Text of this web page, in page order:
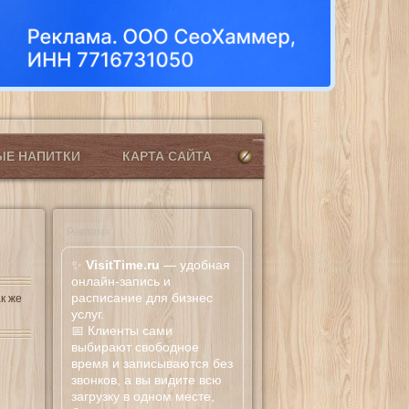
НАПИТКИ КАРТА САЙТА
же
✨ VisitTime.ru — удобная
онлайн-запись и
расписание для бизнес
услуг.
📅 Клиенты сами
выбирают свободное
время и записываются без
звонков, а вы видите всю
загрузку в одном месте,